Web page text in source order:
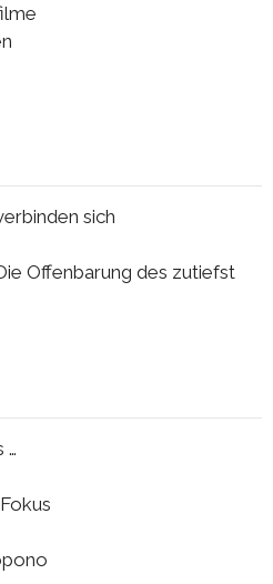
sich
Offenbarung des zutiefst
…